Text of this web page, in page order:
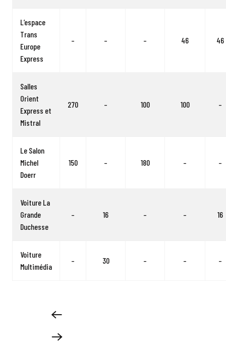
L’espace
Trans
Europe
Express
– – – 46 46
Salles
Orient
Express et
Mistral
270 – 100 100 –
Le Salon
Michel
Doerr
150 – 180 – –
Voiture La
Grande
Duchesse
– 16 – – 16
Voiture
Multimédia
– 30 – – –